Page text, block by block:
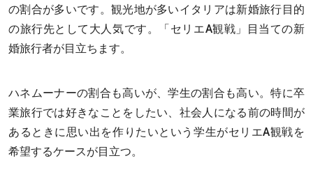
の割合が多いです。観光地が多いイタリアは新婚旅行目的
の旅行先として大人気です。「セリエA観戦」目当ての新
婚旅行者が目立ちます。
ハネムーナーの割合も高いが、学生の割合も高い。特に卒
業旅行では好きなことをしたい、社会人になる前の時間が
あるときに思い出を作りたいという学生がセリエA観戦を
希望するケースが目立つ。